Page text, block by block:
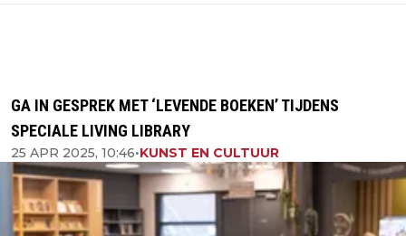
GA IN GESPREK MET ‘LEVENDE BOEKEN’ TIJDENS
SPECIALE LIVING LIBRARY
25 APR 2025, 10:46•KUNST EN CULTUUR